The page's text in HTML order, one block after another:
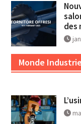
des
Monde